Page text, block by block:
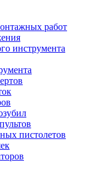
работ
инструмента
пистолетов